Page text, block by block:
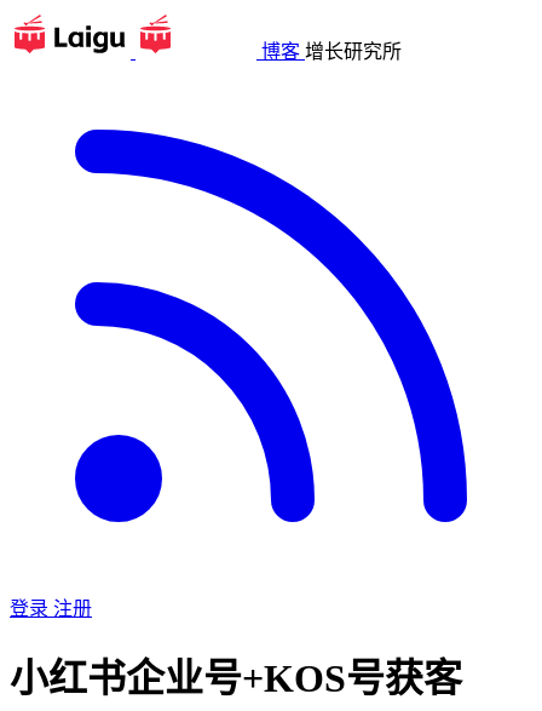
博客 增长研究所
登录 注册
小红书企业号+KOS号获客